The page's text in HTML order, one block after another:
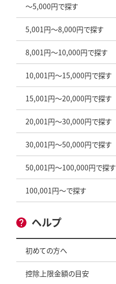
～5,000円で探す
5,001円～8,000円で探す
8,001円～10,000円で探す
10,001円～15,000円で探す
15,001円～20,000円で探す
20,001円～30,000円で探す
30,001円～50,000円で探す
50,001円～100,000円で探す
100,001円～で探す
ヘルプ
初めての方へ
控除上限金額の目安